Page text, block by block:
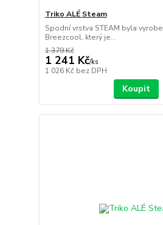
Triko ALÉ Steam
Spodní vrstva STEAM byla
Breezcool, který je...
1 379 Kč
1 241 Kč/ks
1 026 Kč bez DPH
Koupit